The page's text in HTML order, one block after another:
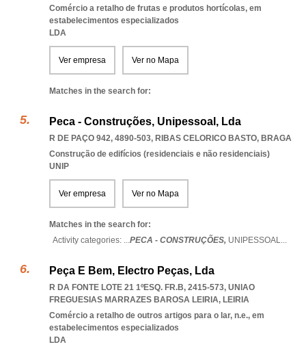
Comércio a retalho de frutas e produtos hortícolas, em
estabelecimentos especializados
LDA
Ver empresa Ver no Mapa
Matches in the search for:
Peca - Construções, Unipessoal, Lda
R DE PAÇO 942, 4890-503, RIBAS CELORICO BASTO, BRAGA
Construção de edifícios (residenciais e não residenciais)
UNIP
Ver empresa Ver no Mapa
Matches in the search for:
Activity categories: ...PECA - CONSTRUÇÕES, UNIPESSOAL...
Peça E Bem, Electro Peças, Lda
R DA FONTE LOTE 21 1ºESQ. FR.B, 2415-573, UNIAO
FREGUESIAS MARRAZES BAROSA LEIRIA, LEIRIA
Comércio a retalho de outros artigos para o lar, n.e., em
estabelecimentos especializados
LDA